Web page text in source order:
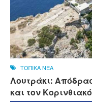
ΤΟΠΙΚΑ ΝΕΑ
Λουτράκι:
και τον Κορινθιακό